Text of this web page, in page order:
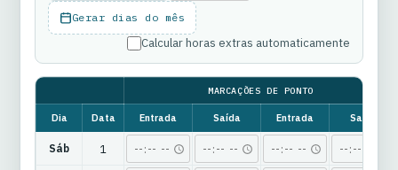
Gerar dias do mês
Calcular horas extras automaticamente
MARCAÇÕES DE PONTO
Dia Data Entrada Saída Entrada Saída